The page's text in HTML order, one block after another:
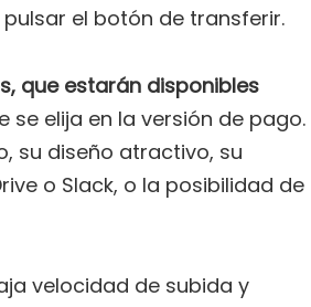
el botón de transferir.
que estarán disponibles
elija en la versión de pago.
su diseño atractivo, su
o Slack, o la posibilidad de
velocidad de subida y